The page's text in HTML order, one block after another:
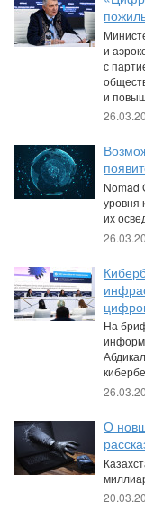
и
с
и
Nomad
уровня
их
На
О